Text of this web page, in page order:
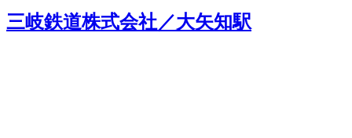
三岐鉄道株式会社／大矢知駅